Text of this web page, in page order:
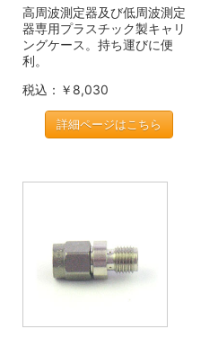
高周波測定器及び低周波測定
器専用プラスチック製キャリ
ングケース。持ち運びに便
利。
税込：￥8,030
詳細ページはこちら